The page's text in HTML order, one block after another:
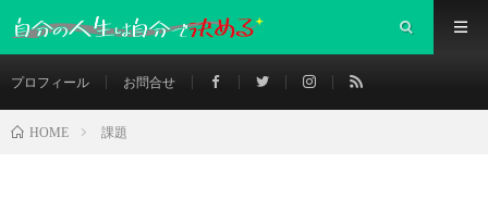
プロフィール お問合せ
HOME 課題